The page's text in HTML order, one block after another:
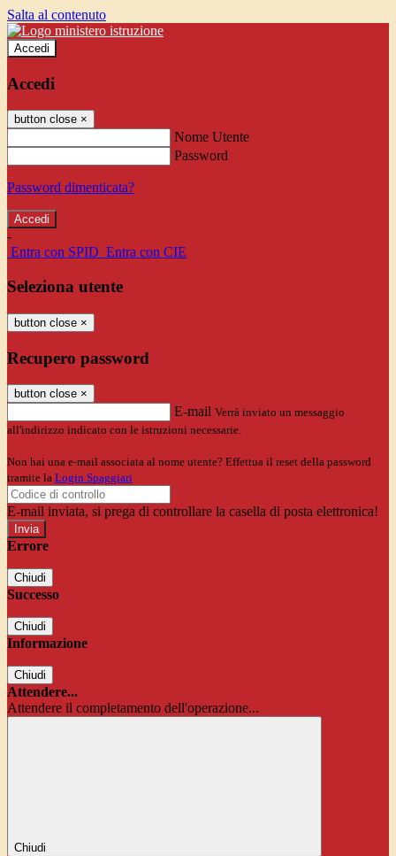
Salta al contenuto
Accedi
Accedi
button close ×
Nome Utente
Password
Password dimenticata?
-
Entra con SPID Entra con CIE
Seleziona utente
button close ×
Recupero password
button close ×
E-mail Verrà inviato un messaggio
all'indirizzo indicato con le istruzioni necessarie.
Non hai una e-mail associata al nome utente? Effettua il reset della password
tramite la Login Spaggiari
E-mail inviata, si prega di controllare la casella di posta elettronica!
Errore
Chiudi
Successo
Chiudi
Informazione
Chiudi
Attendere...
Attendere il completamento dell'operazione...
Chiudi